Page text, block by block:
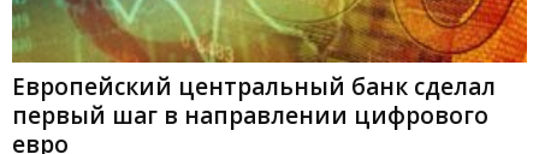
Европейский центральный банк сделал
первый шаг в направлении цифрового
евро